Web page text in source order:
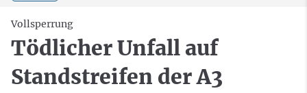
Vollsperrung
Tödlicher Unfall auf
Standstreifen der A3